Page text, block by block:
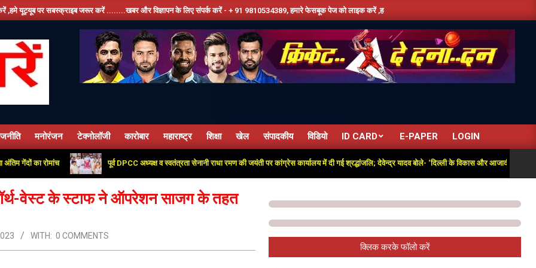
जरूर करें ........खबर और विज्ञापन के लिए संपर्क करें - + 91 9810534389, हमारे फेसबूक पेज को लाइक करें ,हमे यूट्यूब पर सबस्क्राइब जरूर करें,दिन भर की तमाम छोटी बड़ी खबरों के लिए
Primary
Navigation
मनोरंजन टेक्नोलॉजी कारोबार महाराष्ट्र शिक्षा खेल संपादकीय विडियो ID CARD E-PAPER LOGIN
रोमांच पूर्व DPCC अध्यक्ष व स्वतंत्रता सेनानी राधा रमण की जयंती पर कांग्रेस कार्यालय में दी गई श्रद्धांजलि; देवेन्द्र यादव बोले- ‘दिल्ली के विकास और आजादी की लड़ाई में अतुलनीय
नॉर्थ-वेस्ट के स्टाफ ने ऑपरेशन साजग के तहत
WITH: 0 COMMENTS
क्लिक करके फॉलो करें